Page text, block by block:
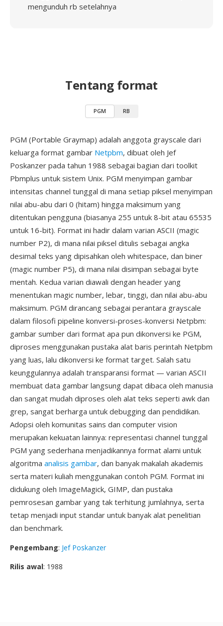
mengunduh rb setelahnya
Tentang format
PGM RB
PGM (Portable Graymap) adalah anggota grayscale dari
keluarga format gambar Netpbm, dibuat oleh Jef
Poskanzer pada tahun 1988 sebagai bagian dari toolkit
Pbmplus untuk sistem Unix. PGM menyimpan gambar
intensitas channel tunggal di mana setiap piksel menyimpan
nilai abu-abu dari 0 (hitam) hingga maksimum yang
ditentukan pengguna (biasanya 255 untuk 8-bit atau 65535
untuk 16-bit). Format ini hadir dalam varian ASCII (magic
number P2), di mana nilai piksel ditulis sebagai angka
desimal teks yang dipisahkan oleh whitespace, dan biner
(magic number P5), di mana nilai disimpan sebagai byte
mentah. Kedua varian diawali dengan header yang
menentukan magic number, lebar, tinggi, dan nilai abu-abu
maksimum. PGM dirancang sebagai perantara grayscale
dalam filosofi pipeline konversi-proses-konversi Netpbm:
gambar sumber dari format apa pun dikonversi ke PGM,
diproses menggunakan pustaka alat baris perintah Netpbm
yang luas, lalu dikonversi ke format target. Salah satu
keunggulannya adalah transparansi format — varian ASCII
membuat data gambar langsung dapat dibaca oleh manusia
dan sangat mudah diproses oleh alat teks seperti awk dan
grep, sangat berharga untuk debugging dan pendidikan.
Adopsi oleh komunitas sains dan computer vision
merupakan kekuatan lainnya: representasi channel tunggal
PGM yang sederhana menjadikannya format alami untuk
algoritma analisis gambar, dan banyak makalah akademis
serta materi kuliah menggunakan contoh PGM. Format ini
didukung oleh ImageMagick, GIMP, dan pustaka
pemrosesan gambar yang tak terhitung jumlahnya, serta
tetap menjadi input standar untuk banyak alat penelitian
dan benchmark.
Pengembang: Jef Poskanzer
Rilis awal: 1988